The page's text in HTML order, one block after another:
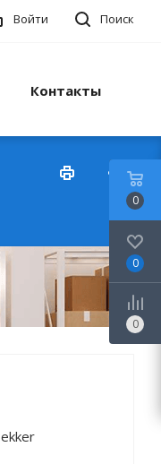
Поиск
Войти
Контакты
0
0
0